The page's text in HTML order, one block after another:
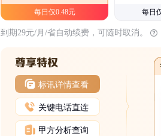
每日仅0.48元 每日
到期29元/月/省自动续费，可随时取消。
标讯详情查看
关键电话直连
甲方分析查询